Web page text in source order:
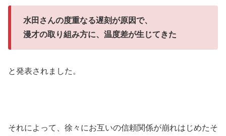
水田さんの度重なる遅刻が原因で、
漫才の取り組み方に、温度差が生じてきた
と発表されました。
それによって、徐々にお互いの信頼関係が崩れはじめたそ